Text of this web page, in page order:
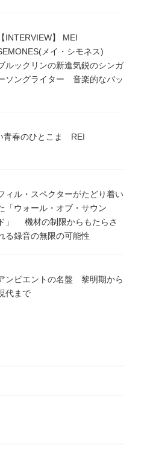
【INTERVIEW】 MEI
メイ・シモネス)
ルックリンの新進気鋭のシンガ
ソングライター 音楽的なバッ
青春のひとこま REI
ィル・スペクターがたどり着い
「ウォール・オブ・サウン
ド」 機材の制限からもたらさ
る録音の無限の可能性
ンビエントの名盤 黎明期から
代まで